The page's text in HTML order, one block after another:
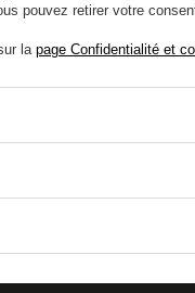
LANDO
pouvez retirer votre
la page Confidentialité et